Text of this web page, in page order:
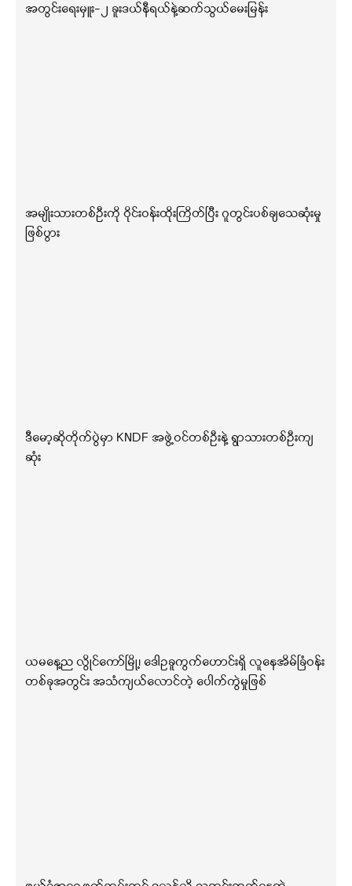
အတွင်းရေးမှူး-၂ ခူးဒယ်နီရယ်နဲ့ဆက်သွယ်မေးမြန်း
အမျိုးသားတစ်ဦးကို ဝိုင်းဝန်းထိုးကြိတ်ပြီး ဂူတွင်းပစ်ချသေဆုံးမှု
ဖြစ်ပွား
ဒီမော့ဆိုတိုက်ပွဲမှာ KNDF အဖွဲ့ဝင်တစ်ဦးနဲ့ ရွာသားတစ်ဦးကျ
ဆုံး
ယမနေ့ည လွိုင်ကော်မြို့၊ ဒေါဥခူကွက်ဟောင်းရှိ လူနေအိမ်ခြံဝန်း
တစ်ခုအတွင်း အသံကျယ်လောင်တဲ့ ပေါက်ကွဲမှုဖြစ်